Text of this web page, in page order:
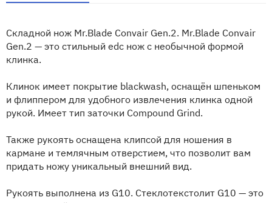
Складной нож Mr.Blade Convair Gen.2. Mr.Blade Convair
Gen.2 — это стильный edc нож с необычной формой
клинка.
Клинок имеет покрытие blackwash, оснащён шпеньком
и флиппером для удобного извлечения клинка одной
рукой. Имеет тип заточки Compound Grind.
Также рукоять оснащена клипсой для ношения в
кармане и темлячным отверстием, что позволит вам
придать ножу уникальный внешний вид.
Рукоять выполнена из G10. Стеклотекстолит G10 — это